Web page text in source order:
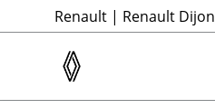
Renault | Renault Dijon